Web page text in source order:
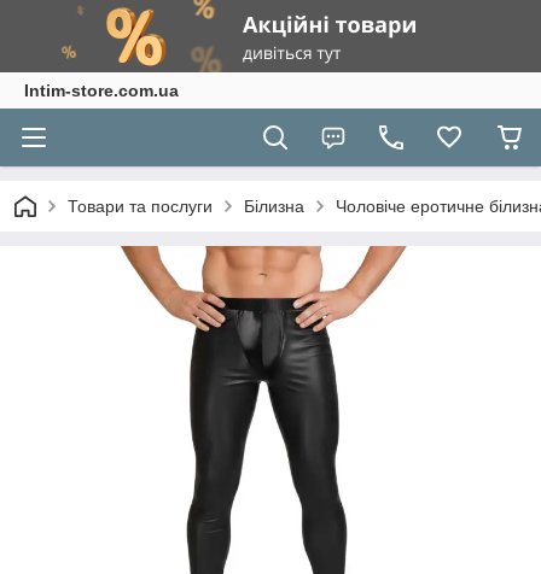
Intim-store.com.ua
Товари та послуги Білизна Чоловіче еротичне